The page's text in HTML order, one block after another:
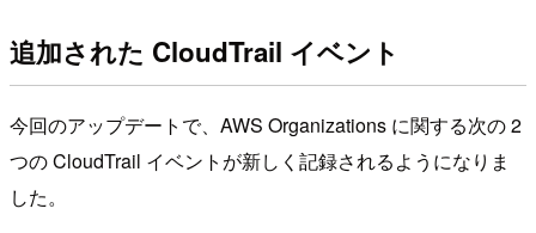
追加された CloudTrail イベント
今回のアップデートで、AWS Organizations に関する次の 2
つの CloudTrail イベントが新しく記録されるようになりま
した。